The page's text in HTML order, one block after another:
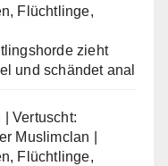
Flüchtlinge,
zieht
und schändet anal
Vertuscht:
Muslimclan |
Flüchtlinge,